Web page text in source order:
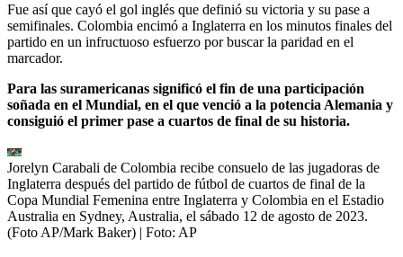
Fue así que cayó el gol inglés que definió su victoria y su pase a
semifinales. Colombia encimó a Inglaterra en los minutos finales del
partido en un infructuoso esfuerzo por buscar la paridad en el
marcador.
Para las suramericanas significó el fin de una participación
soñada en el Mundial, en el que venció a la potencia Alemania y
consiguió el primer pase a cuartos de final de su historia.
Jorelyn Carabali de Colombia recibe consuelo de las jugadoras de
Inglaterra después del partido de fútbol de cuartos de final de la
Copa Mundial Femenina entre Inglaterra y Colombia en el Estadio
Australia en Sydney, Australia, el sábado 12 de agosto de 2023.
(Foto AP/Mark Baker) | Foto: AP